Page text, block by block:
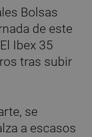
Bolsas
de este
Ibex 35
tras subir
se
a escasos